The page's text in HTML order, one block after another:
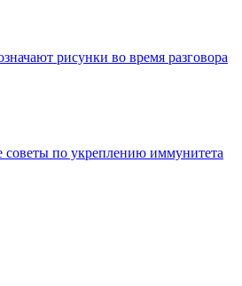
рисунки во время разговора
советы по укреплению иммунитета